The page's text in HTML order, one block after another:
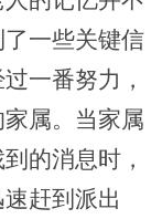
一些关键信
一番努力，
属。当家属
的消息时，
赶到派出